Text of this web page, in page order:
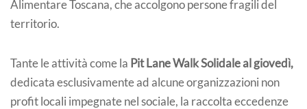
Alimentare Toscana, che accolgono persone fragili del
territorio.
Tante le attività come la Pit Lane Walk Solidale al giovedì,
dedicata esclusivamente ad alcune organizzazioni non
profit locali impegnate nel sociale, la raccolta eccedenze